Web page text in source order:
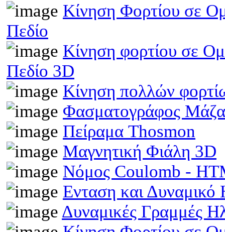
Κίνηση Φορτίου σε
Πεδίο
Κίνηση φορτίου σε
Πεδίο 3D
Κίνηση πολλών
Φασματογράφος
Πείραμα Thosmon
Μαγνητική Φιάλη 3D
Νόμος Coulomb -
Ενταση και
Δυναμικές Γραμμές